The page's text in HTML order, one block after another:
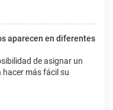
aparecen en diferentes
de asignar un
más fácil su